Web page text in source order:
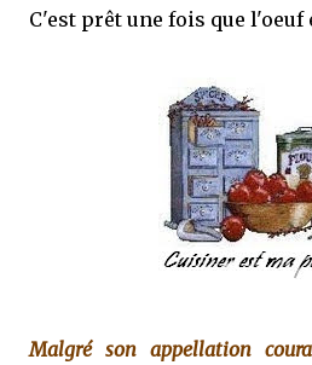
C'est prêt une fois que l'oeuf
Malgré son appellation